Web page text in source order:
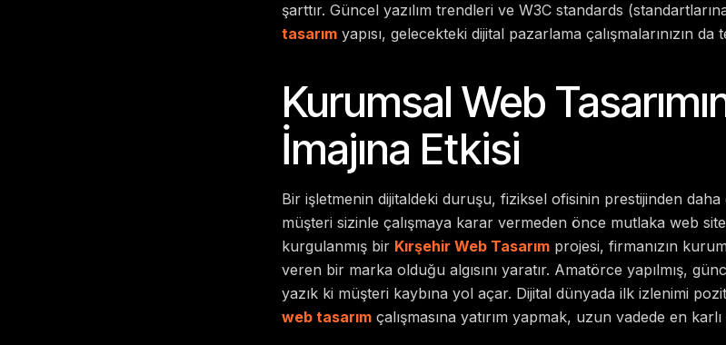
şarttır. Güncel yazılım trendleri ve W3C standards
tasarımyapısı, gelecekteki dijital pazarlama çalışmalarınızın da
Kurumsal Web
İmajına Etkisi
Bir işletmenin dijitaldeki duruşu, fiziksel ofisinin prestijinden
müşteri sizinle çalışmaya karar vermeden önce mutlaka web
kurgulanmış bir Kırşehir Web Tasarımprojesi, firmanızın
veren bir marka olduğu algısını yaratır. Amatörce yapılmış,
yazık ki müşteri kaybına yol açar. Dijital dünyada ilk izlenimi
web tasarımçalışmasına yatırım yapmak, uzun vadede en